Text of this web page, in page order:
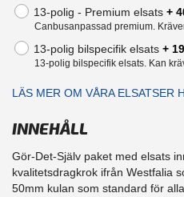
13-polig - Premium elsats +
Canbusanpassad premium.
13-polig bilspecifik elsats +
13-polig bilspecifik elsats. Kan
LÄS MER OM VÅRA ELSATSER
INNEHÅLL
Gör-Det-Själv paket med elsats
kvalitetsdragkrok ifrån Westfalia
50mm kulan som standard för